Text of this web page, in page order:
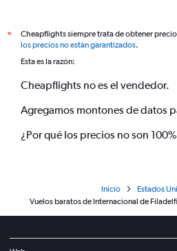
*
Cheapflights siempre trata de obtener
los precios no están garantizados.
Esta es la razón:
Cheapflights no es el vendedor.
Agregamos montones de datos
¿Por qué los precios no son
Inicio
Estados
Vuelos baratos de Internacional de